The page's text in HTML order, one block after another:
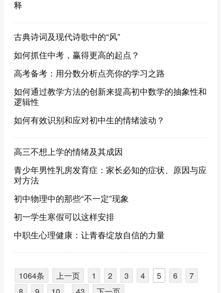
释
古典诗词及现代诗歌中的“风”
如何抓住中考，赢得更高的起点？
高考备考：用分数分析点亮你的学习之路
如何通过教学方法的创新来提高初中数学的抽象性和
逻辑性
如何有效识别和应对初中生的情绪波动？
高三不想上学的情绪及其成因
青少年男性乳房发育症：家长必知的症状、原因与应
对方法
初中物理中的那些“不一定”现象
初一学生寒假可以这样安排
中职生心理健康：让青春绽放自信的力量
1064条 上一页 1 2 3 4 5 6
7